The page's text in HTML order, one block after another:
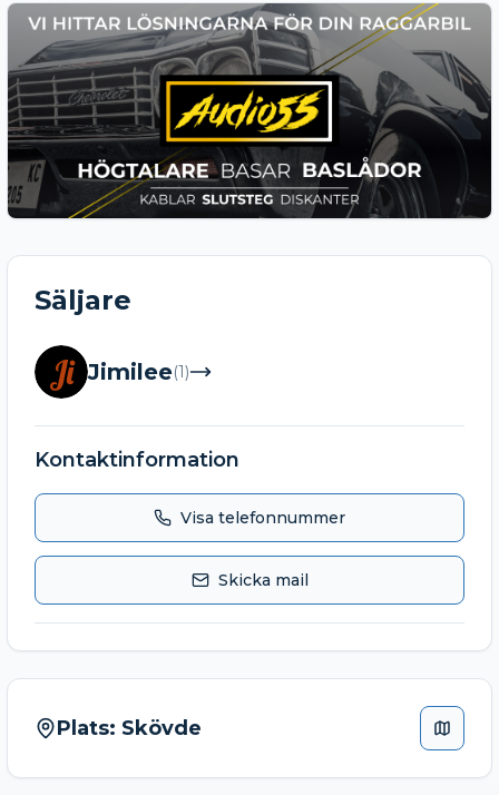
Säljare
Ji Jimilee(1)
Kontaktinformation
Visa telefonnummer
Skicka mail
Plats: Skövde